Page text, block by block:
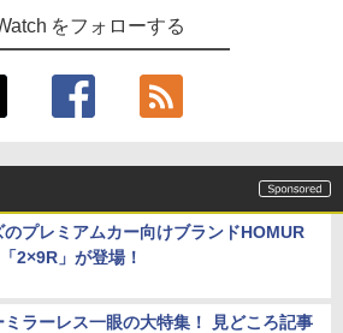
をフォローする
のプレミアムカー向けブランドHOMUR
2×9R」が登場！
ミラーレス一眼の大特集！ 見どころ記事